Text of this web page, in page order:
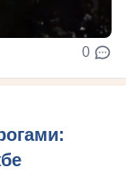
0